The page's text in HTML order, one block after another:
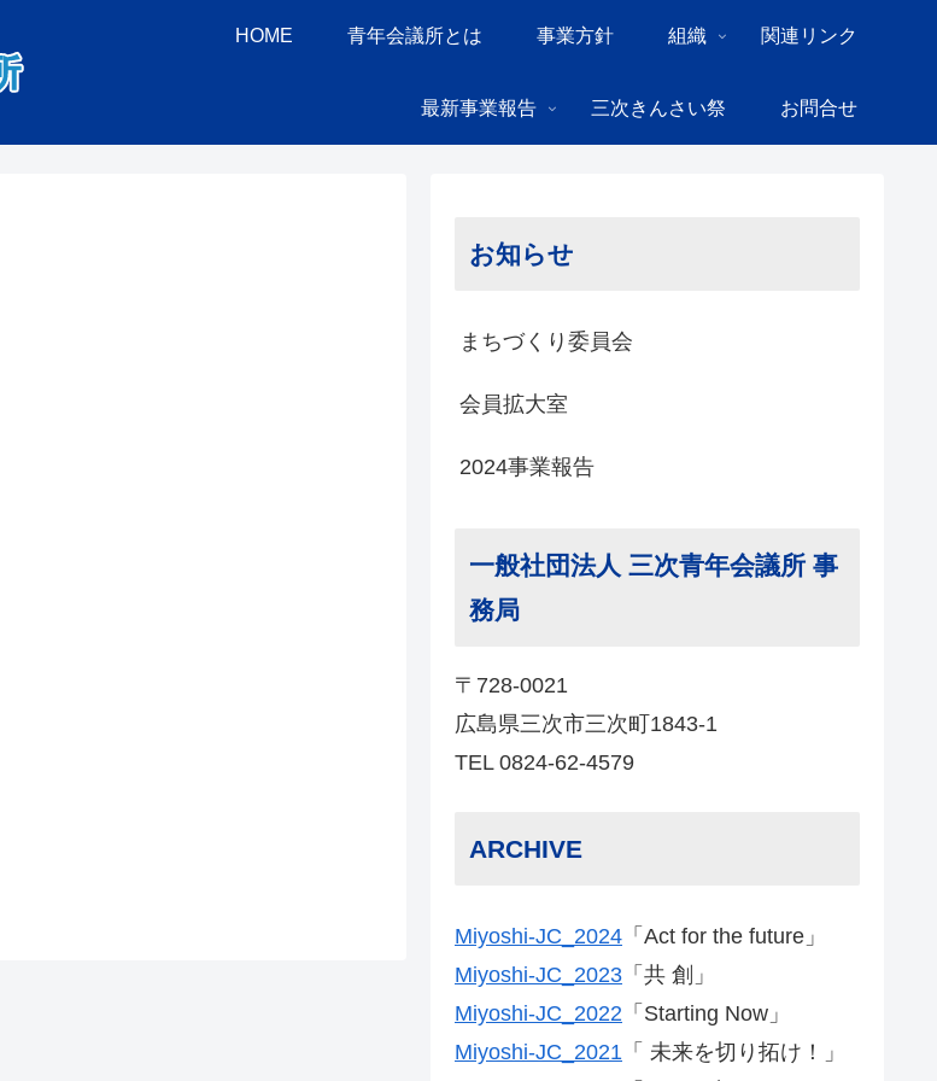
HOME 青年会議所とは 事業方針 組織 関連リンク
最新事業報告 三次きんさい祭 お問合せ
お知らせ
まちづくり委員会
会員拡大室
2024事業報告
一般社団法人 三次青年会議所 事
務局
〒728-0021
広島県三次市三次町1843-1
TEL 0824-62-4579
ARCHIVE
Miyoshi-JC_2024 「Act for the future」
Miyoshi-JC_2023 「共 創」
Miyoshi-JC_2022 「Starting Now」
Miyoshi-JC_2021 「 未来を切り拓け！」